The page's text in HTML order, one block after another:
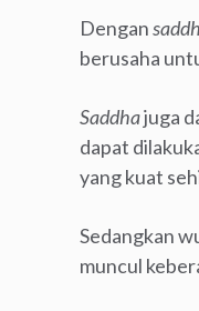
Dengan
berusaha
Saddhajuga
dapat
yang kuat
Sedangkan
muncul